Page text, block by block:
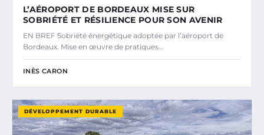
L’AÉROPORT DE BORDEAUX MISE SUR
SOBRIÉTÉ ET RÉSILIENCE POUR SON AVENIR
EN BREF Sobriété énergétique adoptée par l’aéroport de
Bordeaux. Mise en œuvre de pratiques…
INÈS CARON
DÉVELOPPEMENT DURABLE